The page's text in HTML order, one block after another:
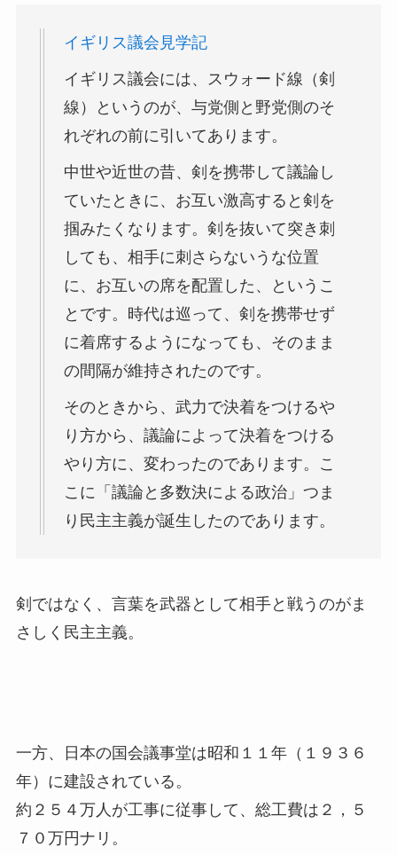
イギリス議会見学記
イギリス議会には、スウォード線（剣
線）というのが、与党側と野党側のそ
れぞれの前に引いてあります。
中世や近世の昔、剣を携帯して議論し
ていたときに、お互い激高すると剣を
掴みたくなります。剣を抜いて突き刺
しても、相手に刺さらないうな位置
に、お互いの席を配置した、というこ
とです。時代は巡って、剣を携帯せず
に着席するようになっても、そのまま
の間隔が維持されたのです。
そのときから、武力で決着をつけるや
り方から、議論によって決着をつける
やり方に、変わったのであります。こ
こに「議論と多数決による政治」つま
り民主主義が誕生したのであります。
剣ではなく、言葉を武器として相手と戦うのがま
さしく民主主義。
一方、日本の国会議事堂は昭和１１年（１９３６
年）に建設されている。
約２５４万人が工事に従事して、総工費は２，５
７０万円ナリ。